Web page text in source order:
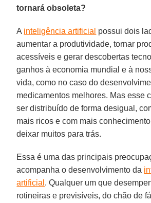
tornará obsoleta?
A inteligência artificial possui dois
aumentar a produtividade, tornar
acessíveis e gerar descobertas
ganhos à economia mundial e à
vida, como no caso do
medicamentos melhores. Mas esse
ser distribuído de forma desigual,
mais ricos e com mais
deixar muitos para trás.
Essa é uma das principais
acompanha o desenvolvimento da
artificial . Qualquer um que
rotineiras e previsíveis, do chão de